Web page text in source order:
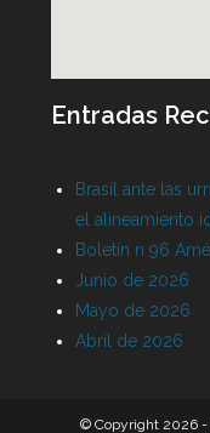
Entradas
Brasil ante las
el alineamiento
Boletín n 96
Junio de 2026
Mayo de 2026
Abril de 2026
© Copyright 2026 -